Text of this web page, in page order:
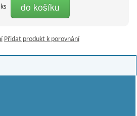
ks do košíku
Přidat produkt k porovnání